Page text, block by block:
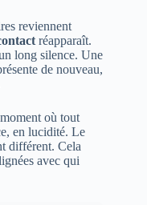
reviennent
réapparaît.
long silence. Une
de nouveau,
où tout
en lucidité. Le
différent. Cela
avec qui